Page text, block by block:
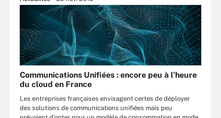
Communications Unifiées : encore peu à l’heure
du cloud en France
Les entreprises françaises envisagent certes de déployer
des solutions de communications unifiées mais peu